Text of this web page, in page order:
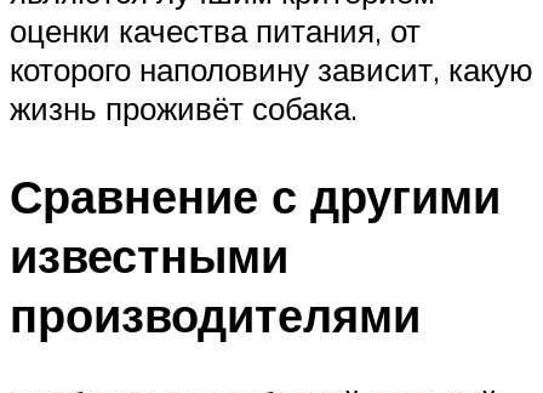
оценки качества питания, от
которого наполовину зависит, какую
жизнь проживёт собака.
Сравнение с другими
известными
производителями